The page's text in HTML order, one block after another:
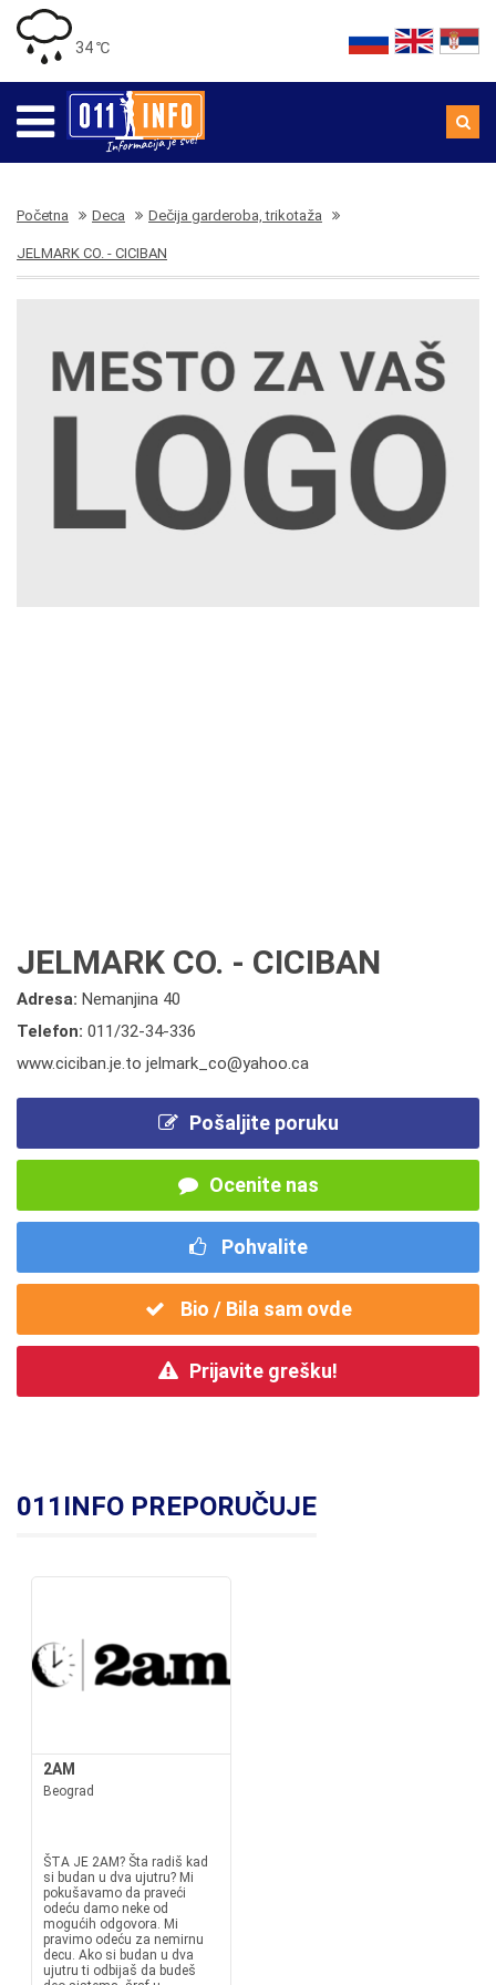
34 ℃
Početna Deca Dečija garderoba, trikotaža
JELMARK CO. - CICIBAN
JELMARK CO. - CICIBAN
Adresa: Nemanjina 40
Telefon: 011/32-34-336
www.ciciban.je.to jelmark_co@yahoo.ca
Pošaljite poruku
Ocenite nas
Pohvalite
Bio / Bila sam ovde
Prijavite grešku!
011INFO PREPORUČUJE
2AM
Beograd
ŠTA JE 2AM? Šta radiš kad
si budan u dva ujutru? Mi
pokušavamo da praveći
odeću damo neke od
mogućih odgovora. Mi
pravimo odeću za nemirnu
decu. Ako si budan u dva
ujutru ti odbijaš da budeš